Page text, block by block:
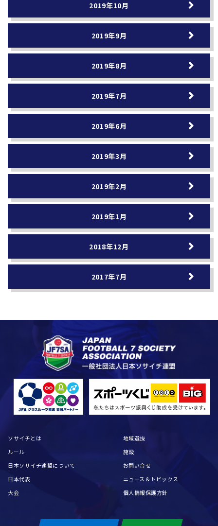
2019年10月
2019年9月
2019年8月
2019年7月
2019年6月
2019年3月
2019年2月
2019年1月
2018年12月
2017年7月
ソサイチとは
ルール
日本ソサイチ連盟について
日本代表
大会
地域選抜
施設
お問い合せ
ニュース＆トピックス
個人情報保護方針